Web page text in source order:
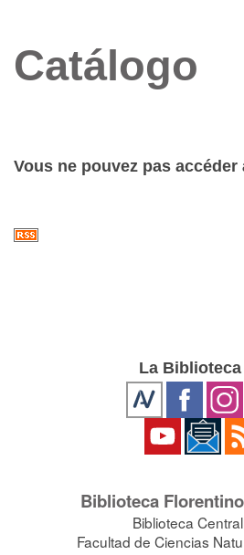
Catálogo
Vous ne pouvez pas accéder
La Biblioteca
Biblioteca
Biblioteca
Facultad de Ciencias